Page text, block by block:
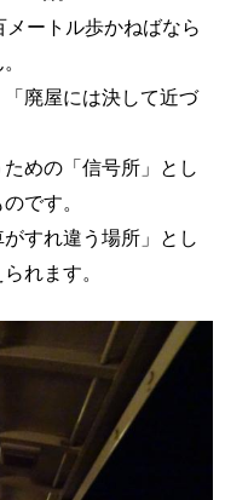
ートル歩かねばなら
廃屋には決して近づ
めの「信号所」とし
です。
すれ違う場所」とし
れます。